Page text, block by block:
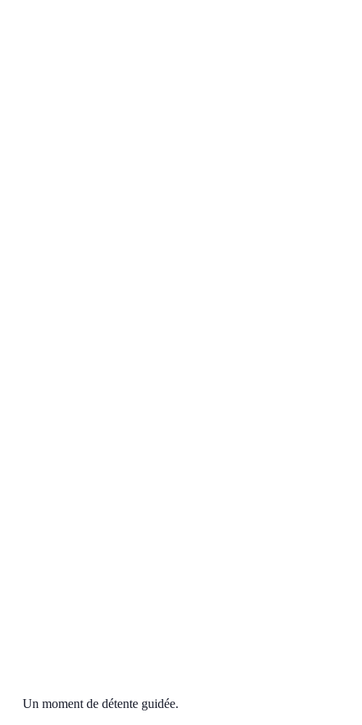
Un moment de détente guidée.